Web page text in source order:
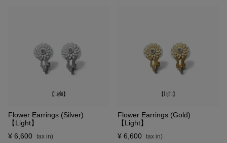
Flower Earrings (Silver)
【Light】
¥ 6,600
Flower Earrings (Gold)
【Light】
¥ 6,600